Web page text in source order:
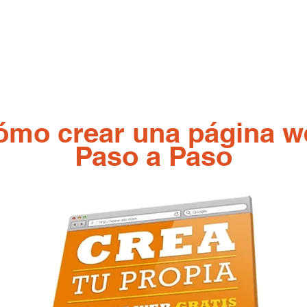
crear una página
Paso a Paso